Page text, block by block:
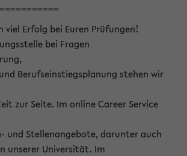
viel Erfolg bei Euren Prüfungen!
bei Fragen
Berufseinstiegsplanung stehen wir
zur Seite. Im online Career Service
und Stellenangebote, darunter auch
unserer Universität. Im